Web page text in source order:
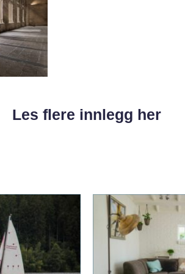
Les flere innlegg her